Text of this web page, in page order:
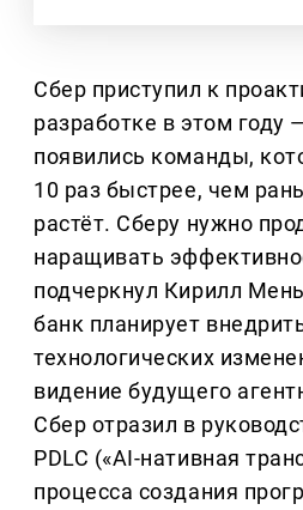
Сбер приступил к
разработке в этом году
появились команды,
10 раз быстрее, чем
растёт. Сберу нужно
наращивать
подчеркнул Кирилл
банк планирует
технологических
видение будущего
Сбер отразил в
PDLC («AI-нативная
процесса создания